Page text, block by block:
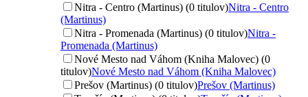
Nitra - Centro (Martinus) (0 titulov)Nitra - Centro
(Martinus)
Nitra - Promenada (Martinus) (0 titulov)Nitra -
Promenada (Martinus)
Nové Mesto nad Váhom (Kniha Malovec) (0
titulov)Nové Mesto nad Váhom (Kniha Malovec)
Prešov (Martinus) (0 titulov)Prešov (Martinus)